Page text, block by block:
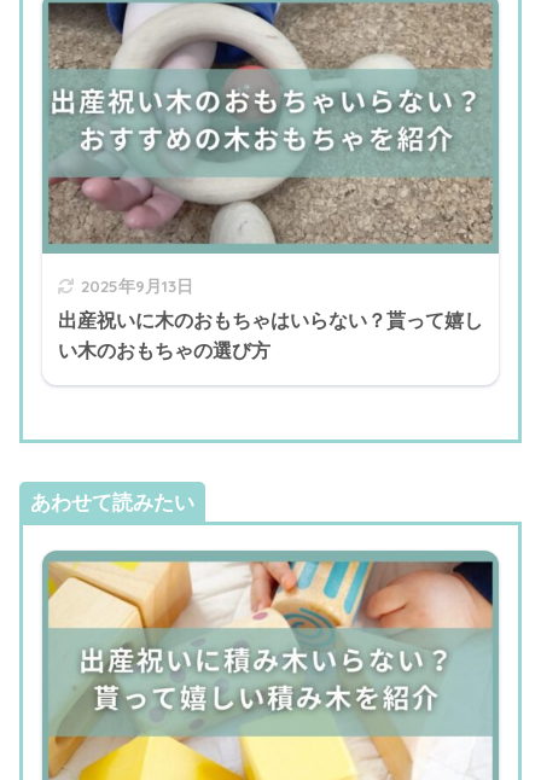
2025年9月13日
出産祝いに木のおもちゃはいらない？貰って嬉し
い木のおもちゃの選び方
あわせて読みたい